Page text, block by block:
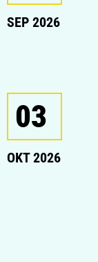
SEP 2026
03
OKT 2026